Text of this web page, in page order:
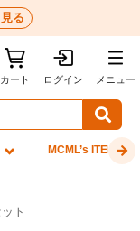
る
カート ログイン メニュー
MCML’s ITEMS
ト